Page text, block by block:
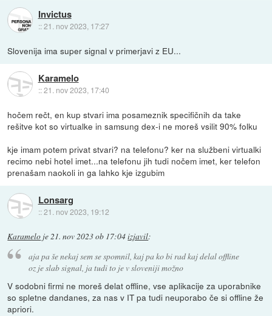
Invictus
::21. nov 2023, 17:27
Slovenija ima super signal v primerjavi z EU...
Karamelo
::21. nov 2023, 17:40
hočem rečt, en kup stvari ima posameznik specifičnih da take
rešitve kot so virtualke in samsung dex-i ne moreš vsilit 90% folku
kje imam potem privat stvari? na telefonu? ker na službeni virtualki
recimo nebi hotel imet...na telefonu jih tudi nočem imet, ker telefon
prenašam naokoli in ga lahko kje izgubim
Lonsarg
::21. nov 2023, 19:12
Karamelo je21. nov 2023 ob 17:04izjavil:
aja pa še nekaj sem se spomnil, kaj pa ko bi rad kaj delal offline
oz je slab signal, ja tudi to je v sloveniji možno
V sodobni firmi ne moreš delat offline, vse aplikacije za uporabnike
so spletne dandanes, za nas v IT pa tudi neuporabo če si offline že
apriori.